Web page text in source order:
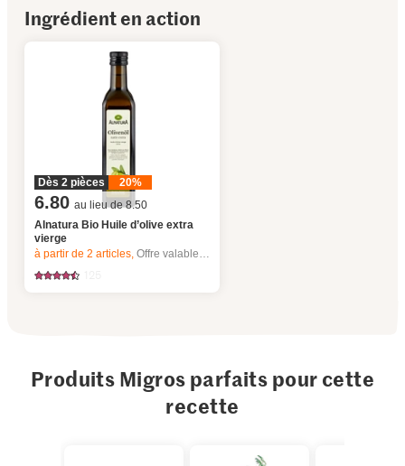
Ingrédient en action
Dès 2 pièces 20%
6.80 au lieu de 8.50
Alnatura Bio Huile d’olive extra
vierge
à partir de 2articles,Offre valable du 6.8 au 12.8.2026, jusqu’à épuisement du stock.
Produits Migros parfaits pour cette
recette